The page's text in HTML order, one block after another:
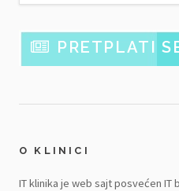
PRETPLATI
O KLINICI
IT klinika je web sajt posvećen IT